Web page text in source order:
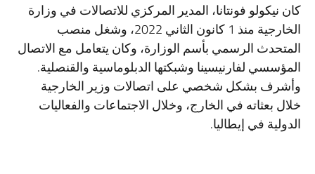
كان نيكولو فونتانا، المدير المركزي للاتصالات في وزارة
الخارجية منذ 1 كانون الثاني 2022، وشغل منصب
المتحدث الرسمي بأسم الوزارة، وكان يتعامل مع الاتصال
المؤسسي لفارنيسينا وشبكتها الدبلوماسية والقنصلية.
وأشرف بشكل شخصي على اتصالات وزير الخارجية
خلال بعثاته في الخارج، وخلال الاجتماعات والفعاليات
الدولية في إيطاليا.